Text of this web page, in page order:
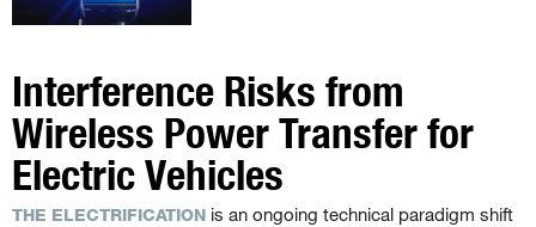
Interference Risks from
Wireless Power Transfer for
Electric Vehicles
THE ELECTRIFICATION is an ongoing technical paradigm shift